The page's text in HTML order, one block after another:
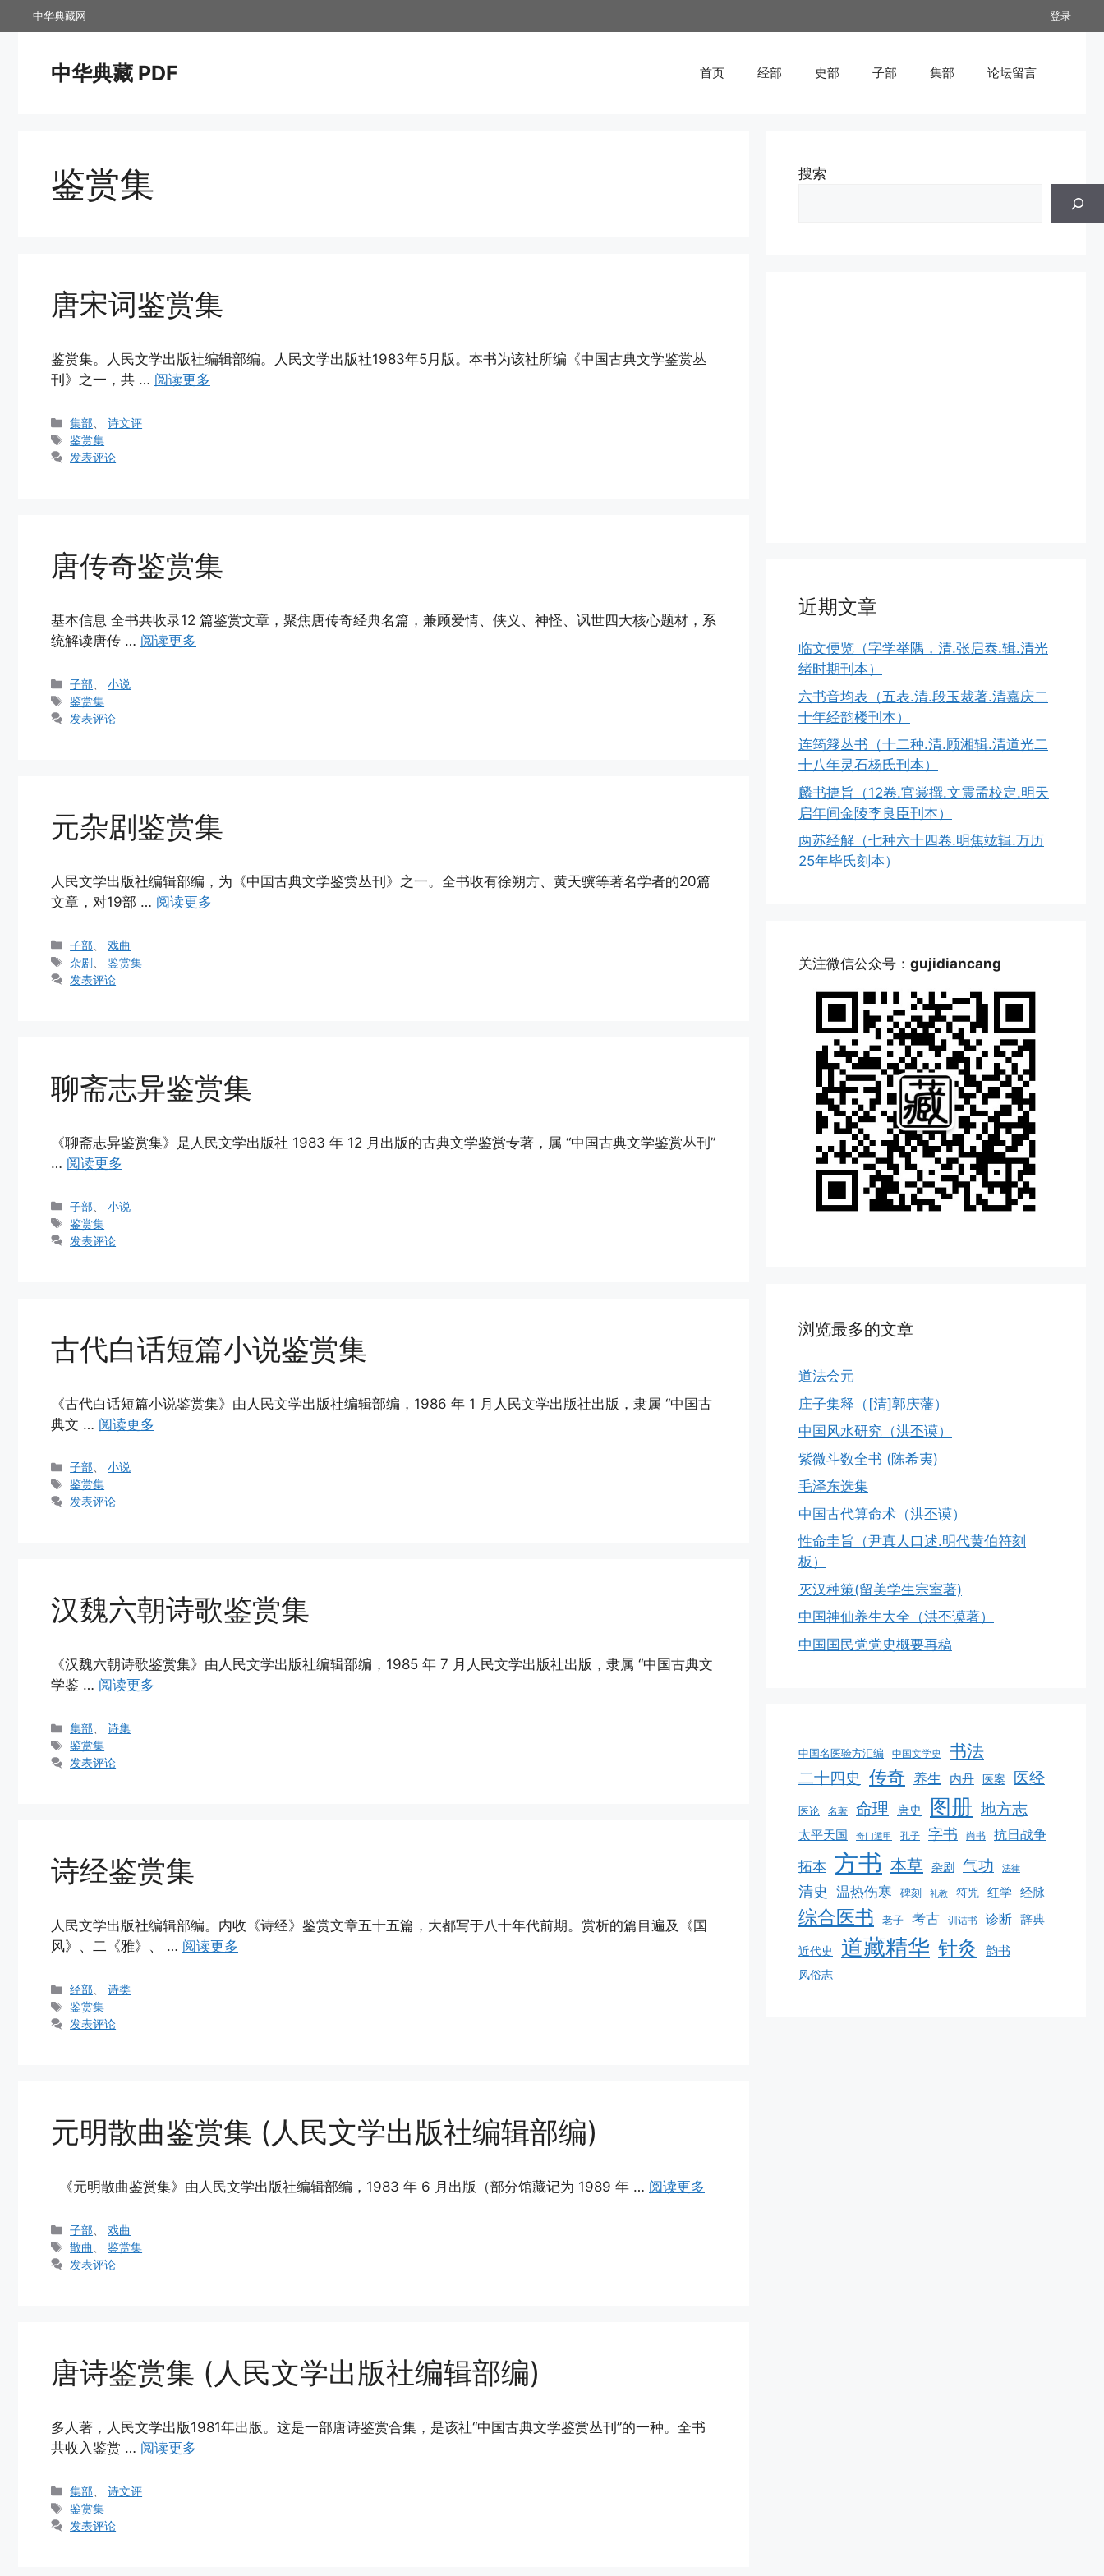
至
登录
中华典藏网
中华典藏 PDF 首页 经部 史部 子部 集部 论坛留言
鉴赏集
唐宋词鉴赏集
鉴赏集。人民文学出版社编辑部编。人民文学出版社1983年5月版。本书为该社所编《中国古典文学鉴赏丛
刊》之一，共 … 阅读更多
分
类
集部 、诗文评
标
签
鉴赏集
发表评论
唐传奇鉴赏集
基本信息 全书共收录12 篇鉴赏文章，聚焦唐传奇经典名篇，兼顾爱情、侠义、神怪、讽世四大核心题材，系
统解读唐传 … 阅读更多
分
类
子部 、小说
标
签
鉴赏集
发表评论
元杂剧鉴赏集
人民文学出版社编辑部编，为《中国古典文学鉴赏丛刊》之一。全书收有徐朔方、黄天骥等著名学者的20篇
文章，对19部 … 阅读更多
分
类
子部 、戏曲
标
签
杂剧 、鉴赏集
发表评论
聊斋志异鉴赏集
《聊斋志异鉴赏集》是人民文学出版社 1983 年 12 月出版的古典文学鉴赏专著，属 “中国古典文学鉴赏丛刊”
… 阅读更多
分
类
子部 、小说
标
签
鉴赏集
发表评论
古代白话短篇小说鉴赏集
《古代白话短篇小说鉴赏集》由人民文学出版社编辑部编，1986 年 1 月人民文学出版社出版，隶属 “中国古
典文 … 阅读更多
分
类
子部、小说
标
签
鉴赏集
发表评论
汉魏六朝诗歌鉴赏集
《汉魏六朝诗歌鉴赏集》由人民文学出版社编辑部编，1985 年 7 月人民文学出版社出版，隶属 “中国古典文
学鉴 … 阅读更多
分
类
集部 、诗集
标
签
鉴赏集
发表评论
诗经鉴赏集
人民文学出版社编辑部编。内收《诗经》鉴赏文章五十五篇，大都写于八十年代前期。赏析的篇目遍及《国
风》、二《雅》、 … 阅读更多
分
类
经部 、诗类
标
签
鉴赏集
发表评论
元明散曲鉴赏集 (人民文学出版社编辑部编)
《元明散曲鉴赏集》由人民文学出版社编辑部编，1983 年 6 月出版（部分馆藏记为 1989 年 … 阅读更多
分
类
子部 、戏曲
标
签
散曲 、鉴赏集
发表评论
唐诗鉴赏集 (人民文学出版社编辑部编)
多人著，人民文学出版1981年出版。这是一部唐诗鉴赏合集，是该社“中国古典文学鉴赏丛刊”的一种。全书
共收入鉴赏 … 阅读更多
分
类
集部 、诗文评
标
签
鉴赏集
发表评论
搜索
近期文章
临文便览（字学举隅，清.张启泰.辑.清光
绪时期刊本）
六书音均表（五表.清.段玉裁著.清嘉庆二
十年经韵楼刊本）
连筠簃丛书（十二种.清.顾湘辑.清道光二
十八年灵石杨氏刊本）
麟书捷旨（12卷.官裳撰.文震孟校定.明天
启年间金陵李良臣刊本）
两苏经解（七种六十四卷.明焦竑辑.万历
25年毕氏刻本）
关注微信公众号： gujidiancang
浏览最多的文章
道法会元
庄子集释（[清]郭庆藩）
中国风水研究（洪丕谟）
紫微斗数全书 (陈希夷)
毛泽东选集
中国古代算命术（洪丕谟）
性命圭旨（尹真人口述.明代黄伯符刻
板）
灭汉种策(留美学生宗室著)
中国神仙养生大全（洪丕谟著）
中国国民党党史概要再稿
中国名医验方汇编 中国文学史 书法
二十四史 传奇 养生 内丹 医案 医经
医论 名著 命理 唐史 图册 地方志
太平天国 奇门遁甲 孔子 字书 尚书 抗日战争
拓本 方书 本草 杂剧 气功 法律
清史 温热伤寒 碑刻 礼教 符咒 红学 经脉
综合医书 老子 考古 训诂书 诊断 辞典
近代史 道藏精华 针灸 韵书
风俗志